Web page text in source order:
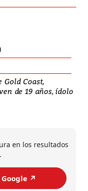
Gold Coast,
de 19 años, ídolo
en los resultados
↗️